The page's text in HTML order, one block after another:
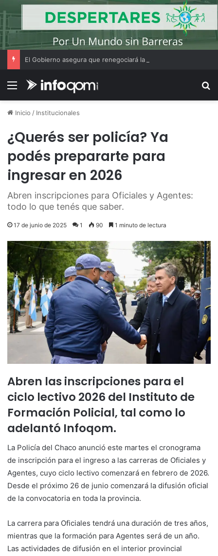
Menú
Inicio / Institucionales
¿Querés ser policía? Ya
podés prepararte para
ingresar en 2026
Abren inscripciones para Oficiales y Agentes:
todo lo que tenés que saber.
17 de junio de 2025 1 90 1 minuto de lectura
Abren las inscripciones para el
ciclo lectivo 2026 del Instituto de
Formación Policial, tal como lo
adelantó Infoqom.
La Policía del Chaco anunció este martes el cronograma
de inscripción para el ingreso a las carreras de Oficiales y
Agentes, cuyo ciclo lectivo comenzará en febrero de 2026.
Desde el próximo 26 de junio comenzará la difusión oficial
de la convocatoria en toda la provincia.
La carrera para Oficiales tendrá una duración de tres años,
mientras que la formación para Agentes será de un año.
Las actividades de difusión en el interior provincial